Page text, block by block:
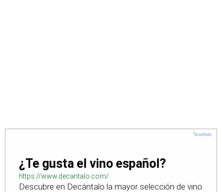
TextAds
¿Te gusta el vino español?
https://www.decantalo.com/
Descubre en Decántalo la mayor selección de vino